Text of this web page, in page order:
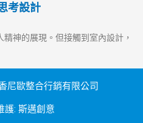
考設計
神的展現。但接觸到室內設計，
尼歐整合行銷有限公司
護: 斯邁創意